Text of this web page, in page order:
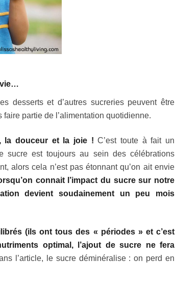
vie…
desserts et d’autres sucreries peuvent être
partie de l’alimentation quotidienne.
la douceur et la joie ! C’est toute à fait un
sucre est toujours au sein des célébrations
alors cela n’est pas étonnant qu’on ait envie
connait l’impact du sucre sur notre
devient soudainement un peu mois
(ils ont tous des « périodes » et c’est
optimal, l’ajout de sucre ne fera
l’article, le sucre déminéralise : on perd en